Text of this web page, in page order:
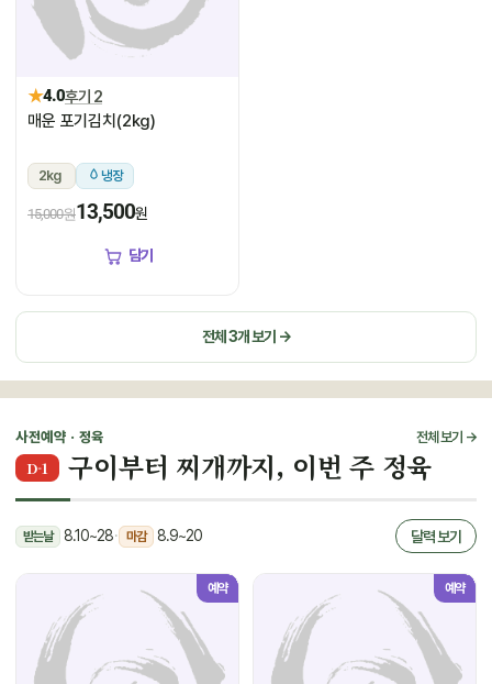
★4.0후기 2
매운 포기김치(2kg)
2kg 냉장
15,000원13,500원
담기
전체 3개 보기 →
사전예약 · 정육 전체 보기 →
D-1 구이부터 찌개까지, 이번 주 정육
받는날 8.10~28· 마감 8.9~20 달력 보기
예약 예약